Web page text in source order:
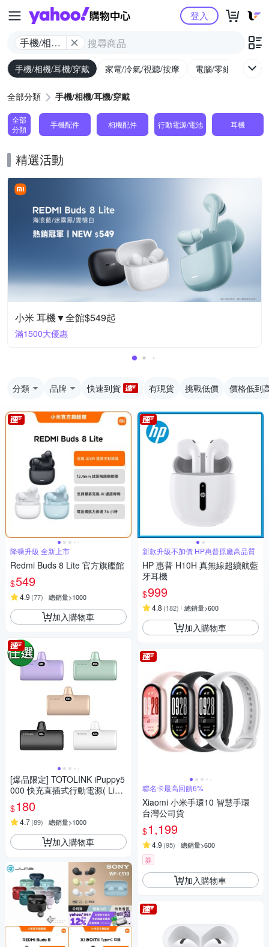
Yahoo購物中心
手機/相機/
耳機/穿戴
登入
手機/相機/耳機/穿戴 家電/冷氣/視聽/按摩 電腦/零組件/週邊/
全部分類 手機/相機/耳機/穿戴
全部
分類
手機配件 相機配件 行動電源/電池 耳機
精選活動
小米 耳機▼全館$549起
滿1500大優惠
分類 品牌 快速到貨 有現貨 挑戰低價 價格低到
降噪升級 全新上市
Redmi Buds 8 Lite 官方旗艦館
$549
4.9 (77) 總銷量>1000
加入購物車
[爆品限定] TOTOLINK iPuppy5
000 快充直插式行動電源( Light
ning/Type-C )
$180
4.7(89) 總銷量>1000
加入購物車
新款升級不加價 HP惠普原廠高品質
HP 惠普 H10H 真無線超續航藍
牙耳機
$999
4.8 (182) 總銷量>600
加入購物車
聯名卡最高回饋6%
Xiaomi 小米手環10 智慧手環
台灣公司貨
$1,199
4.9 (95) 總銷量>600
券
加入購物車